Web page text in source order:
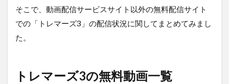
そこで、動画配信サービスサイト以外の無料配信サイト
での「トレマーズ3」の配信状況に関してまとめてみまし
た。
トレマーズ3の無料動画一覧